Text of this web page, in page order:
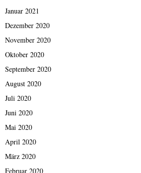
Januar 2021
Dezember 2020
November 2020
Oktober 2020
September 2020
August 2020
Juli 2020
Juni 2020
Mai 2020
April 2020
März 2020
Februar 2020